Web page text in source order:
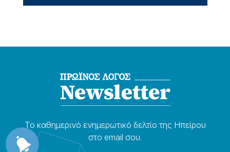
Το καθημερɩνό ενημερωτɩκό δελτίο της Ηπείρου
στο email σου.